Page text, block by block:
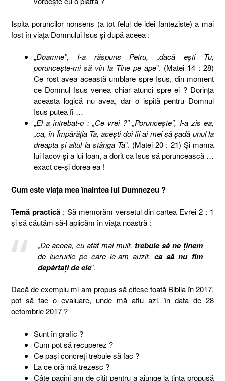
Ispita poruncilor nonsens (a tot felul de idei fanteziste) a mai
fost în viaţa Domnului Isus şi după aceea :
„Doamne”, I-a răspuns Petru, „dacă eşti Tu,
porunceşte-mi să vin la Tine pe ape”. (Matei 14 : 28)
Ce rost avea această umblare spre Isus, din moment
ce Domnul Isus venea chiar atunci spre ei ? Dorinţa
aceasta logică nu avea, dar o ispită pentru Domnul
Isus putea fi …
„El a întrebat-o : „Ce vrei ?” „Porunceşte”, I-a zis ea,
„ca, în Împărăţia Ta, aceşti doi fii ai mei să şadă unul la
dreapta şi altul la stânga Ta”. (Matei 20 : 21) Şi mama
lui Iacov şi a lui Ioan, a dorit ca Isus să poruncească …
exact ce-şi dorea ea !
Cum este viaţa mea înaintea lui Dumnezeu ?
Temă practică : Să memorăm versetul din cartea Evrei 2 : 1
şi să căutăm să-l aplicăm în viaţa noastră :
„De aceea, cu atât mai mult, trebuie să ne ţinem
de lucrurile pe care le-am auzit,ca să nu fim
depărtaţi de ele”.
Dacă de exemplu mi-am propus să citesc toată Biblia în 2017,
pot să fac o evaluare, unde mă aflu azi, în data de 28
octombrie 2017 ?
Sunt în grafic ?
Cum pot să recuperez ?
Ce paşi concreţi trebuie să fac ?
La ce oră mă trezesc ?
Câte pagini am de citit pentru a ajunge la ţinta propusă